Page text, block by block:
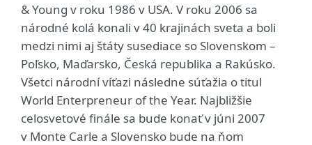
& Young v roku 1986 v USA. V roku 2006 sa
národné kolá konali v 40 krajinách sveta a boli
medzi nimi aj štáty susediace so Slovenskom –
Poľsko, Maďarsko, Česká republika a Rakúsko.
Všetci národní víťazi následne súťažia o titul
World Enterpreneur of the Year. Najbližšie
celosvetové finále sa bude konať v júni 2007
v Monte Carle a Slovensko bude na ňom